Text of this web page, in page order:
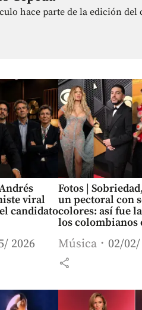
hace parte de la edición
viral
candidato
2026
Fotos |
un pectoral con
colores: así fue
los colombianos
Música 02/02/
share